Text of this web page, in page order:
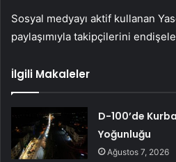
Sosyal medyayı aktif kullanan
paylaşımıyla takipçilerini
İlgili Makaleler
D-100’de
Yoğunluğu
Ağustos 7, 2026